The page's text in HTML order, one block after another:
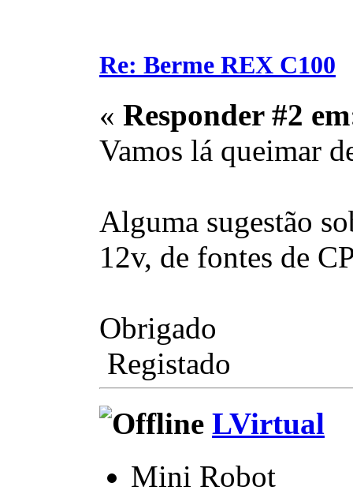
Re: Berme REX C100
« Responder #2
Vamos lá queimar
Alguma sugestão
12v, de fontes de
Obrigado
Registado
LVirtual
Mini Robot